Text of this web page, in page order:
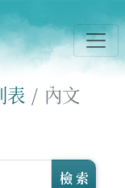
表 內文
檢 索